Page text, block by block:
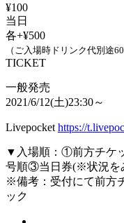
¥100
当日
各+¥500
（ご入場時ドリンク代別途
TICKET
一般発売
2021/6/12(土)23:30～
Livepocket https://
▼入場順：①前方チケ
号順③当日券(※状況を
※備考：受付にて前方
ック